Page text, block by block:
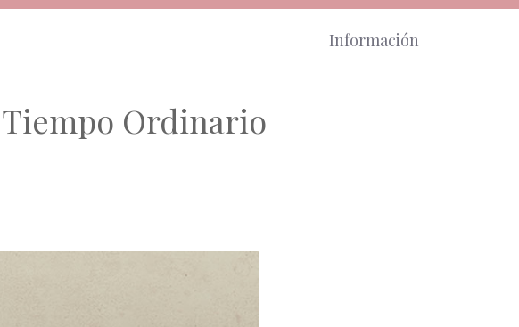
Información
Ordinario